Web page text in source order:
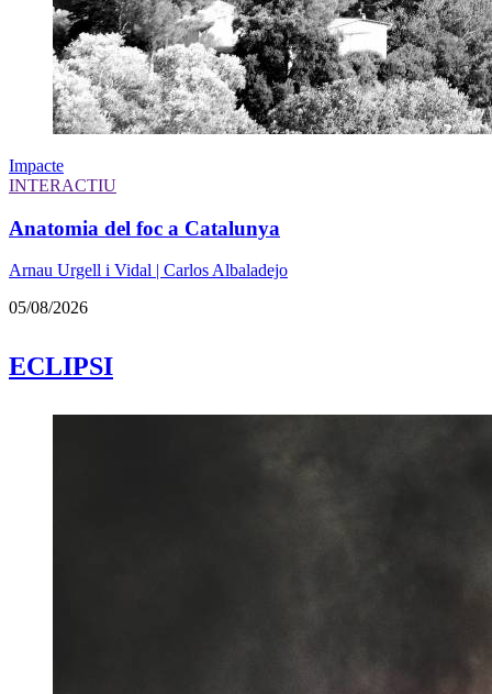
Impacte
INTERACTIU
Anatomia del foc a Catalunya
Arnau Urgell i Vidal | Carlos Albaladejo
05/08/2026
ECLIPSI